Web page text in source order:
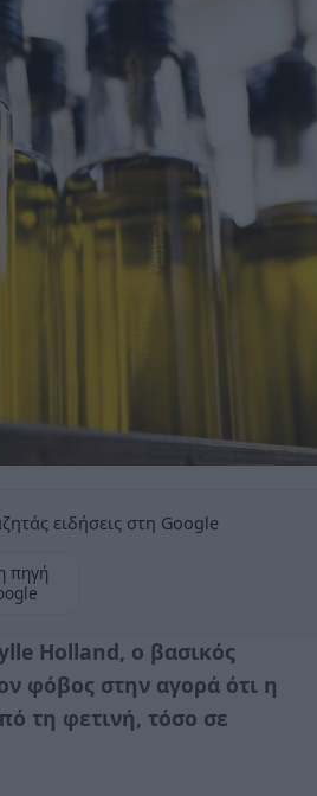
ειδήσεις στη Google
πηγή
Holland, ο βασικός
φόβος στην αγορά ότι η
τη φετινή, τόσο σε